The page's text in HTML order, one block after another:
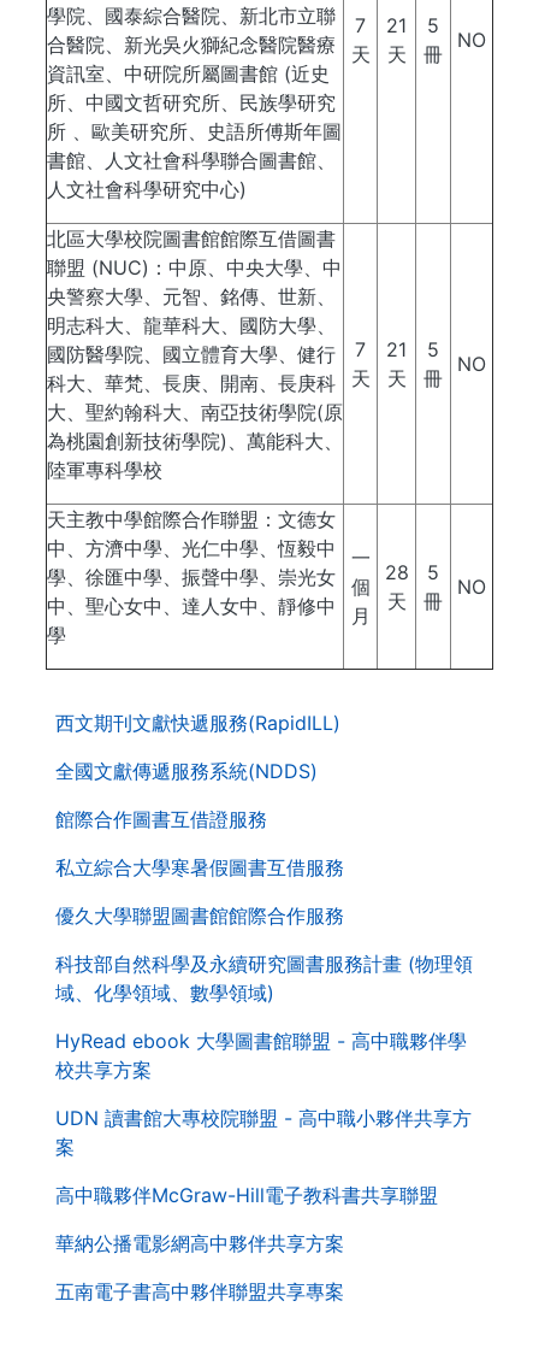
第
二
層
覽
列
西文期刊文獻快遞服務(RapidILL)
全國文獻傳遞服務系統(NDDS)
館際合作圖書互借證服務
私立綜合大學寒暑假圖書互借服務
優久大學聯盟圖書館館際合作服務
科技部自然科學及永續研究圖書服務計畫 (物理領
域、化學領域、數學領域)
HyRead ebook 大學圖書館聯盟 - 高中職夥伴學
校共享方案
UDN 讀書館大專校院聯盟 - 高中職小夥伴共享方
案
高中職夥伴McGraw-Hill電子教科書共享聯盟
華納公播電影網高中夥伴共享方案
五南電子書高中夥伴聯盟共享專案
學院、國泰綜合醫院、新北市立聯
合醫院、新光吳火獅紀念醫院醫療
資訊室、中研院所屬圖書館 (近史
所、中國文哲研究所、民族學研究
所 、歐美研究所、史語所傅斯年圖
書館、人文社會科學聯合圖書館、
人文社會科學研究中心)
7
天
21
天
5
冊
NO
北區大學校院圖書館館際互借圖書
聯盟 (NUC)：中原、中央大學、中
央警察大學、元智、銘傳、世新、
明志科大、龍華科大、國防大學、
國防醫學院、國立體育大學、健行
科大、華梵、長庚、開南、長庚科
大、聖約翰科大、南亞技術學院(原
為桃園創新技術學院)、萬能科大、
陸軍專科學校
7
天
21
天
5
冊
NO
天主教中學館際合作聯盟：文德女
中、方濟中學、光仁中學、恆毅中
學、徐匯中學、振聲中學、崇光女
中、聖心女中、達人女中、靜修中
學
一
個
月
28
天
5
冊
NO